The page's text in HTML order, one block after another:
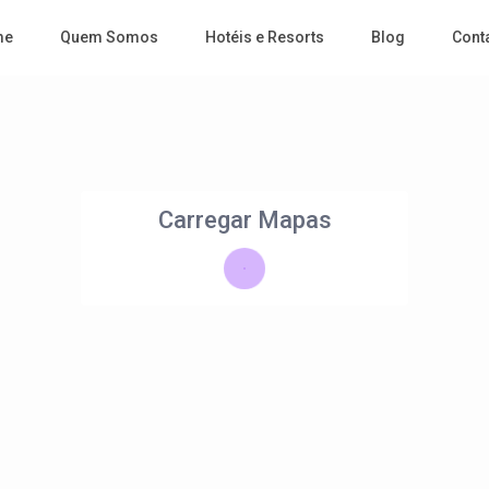
Quem Somos Hotéis e Resorts Blog
Carregar Mapas